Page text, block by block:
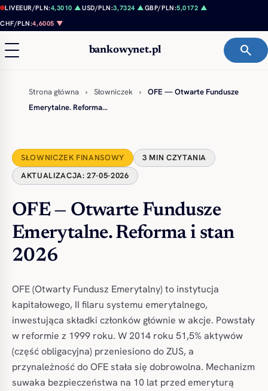
Przejdź do treści
LIVEEUR/PLN:4,3010 ▲USD/PLN:3,7324 ▲GBP/PLN:5,0172 ▲
CHF/PLN:4,6005 ▼
bankowynet.pl search
Strona główna › Słowniczek ›
OFE — Otwarte Fundusze
Emerytalne. Reforma…
SŁOWNICZEK FINANSOWY
3 MIN CZYTANIA
AKTUALIZACJA: 27-05-2026
OFE — Otwarte Fundusze
Emerytalne. Reforma i stan
2026
OFE (Otwarty Fundusz Emerytalny) to instytucja
kapitałowego, II filaru systemu emerytalnego,
inwestująca składki członków głównie w akcje. Powstały
w reformie z 1999 roku. W 2014 roku 51,5% aktywów
(część obligacyjna) przeniesiono do ZUS, a
przynależność do OFE stała się dobrowolna. Mechanizm
suwaka bezpieczeństwa na 10 lat przed emeryturą